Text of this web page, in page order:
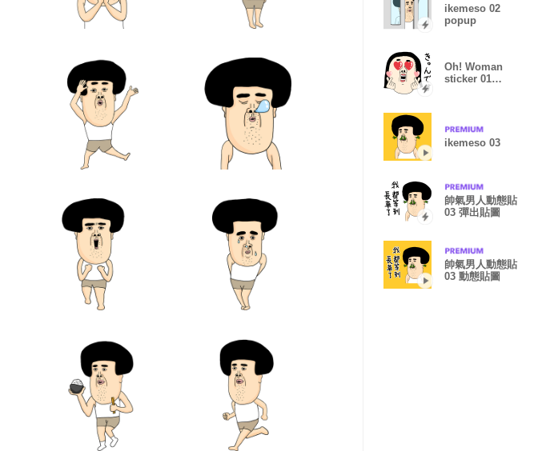
ikemeso 02
popup
Oh! Woman
sticker 01
ikemeso 03
帥氣男人動態貼
03 彈出貼圖
帥氣男人動態貼
03 動態貼圖